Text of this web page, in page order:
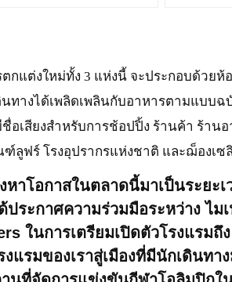
กแต่งใหม่ทั้ง 3 แห่งนี้ จะประกอบด้วย
ทางได้เพลิดเพลินกับอาหารตามแบบฉ
อเสียงสำหรับการช้อปปิ้ง ร้านค้า ร้าน
ลูฟร์ โรงอุปรากรแห่งชาติ และฌ็องเซ
หาโอกาสในตลาดนี้มาเป็นระยะ
ประกาศความร่วมมือระหว่าง ไ
ในการเตรียมเปิดตัวโรงแรมถึ
แรมของเราสู่เมืองที่มีนักเดินทา